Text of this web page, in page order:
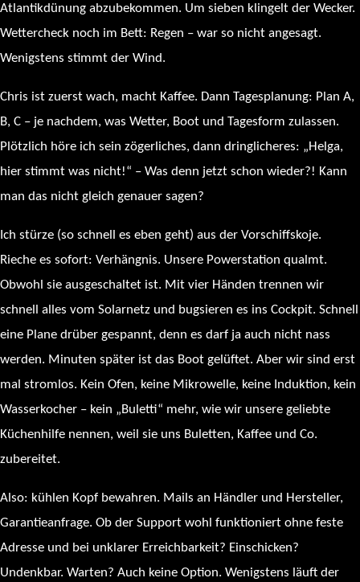
Atlantikdünung abzubekommen. Um sieben klingelt der Wecker.
Wettercheck noch im Bett: Regen – war so nicht angesagt.
Wenigstens stimmt der Wind.
Chris ist zuerst wach, macht Kaffee. Dann Tagesplanung: Plan A,
B, C – je nachdem, was Wetter, Boot und Tagesform zulassen.
Plötzlich höre ich sein zögerliches, dann dringlicheres: „Helga,
hier stimmt was nicht!“ – Was denn jetzt schon wieder?! Kann
man das nicht gleich genauer sagen?
Ich stürze (so schnell es eben geht) aus der Vorschiffskoje.
Rieche es sofort: Verhängnis. Unsere Powerstation qualmt.
Obwohl sie ausgeschaltet ist. Mit vier Händen trennen wir
schnell alles vom Solarnetz und bugsieren es ins Cockpit. Schnell
eine Plane drüber gespannt, denn es darf ja auch nicht nass
werden. Minuten später ist das Boot gelüftet. Aber wir sind erst
mal stromlos. Kein Ofen, keine Mikrowelle, keine Induktion, kein
Wasserkocher – kein „Buletti“ mehr, wie wir unsere geliebte
Küchenhilfe nennen, weil sie uns Buletten, Kaffee und Co.
zubereitet.
Also: kühlen Kopf bewahren. Mails an Händler und Hersteller,
Garantieanfrage. Ob der Support wohl funktioniert ohne feste
Adresse und bei unklarer Erreichbarkeit? Einschicken?
Undenkbar. Warten? Auch keine Option. Wenigstens läuft der